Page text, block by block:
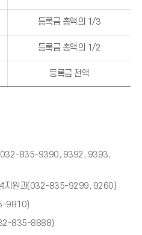
등록금 총액의 1/3
등록금 총액의 1/2
등록금 전액
(032-835-9390, 9392, 9393,
지원과(032-835-9299, 9260)
9810)
835-8888)